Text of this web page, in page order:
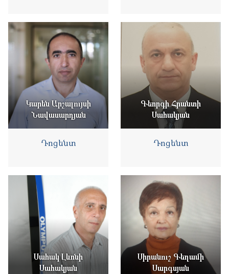
Կարեն Արշալույսի
Նավասարդյան
Դոցենտ
Գեորգի Հրանտի
Սահակյան
Դոցենտ
Սահակ Լևոնի
Սահակյան
Սիրանուշ Գեղամի
Սարգսյան